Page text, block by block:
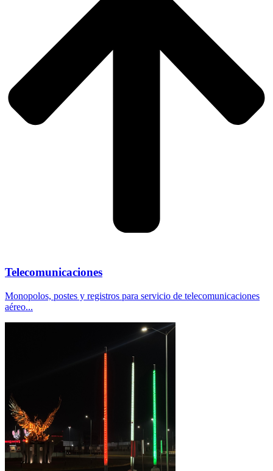
Telecomunicaciones
Monopolos, postes y registros para servicio de telecomunicaciones
aéreo...